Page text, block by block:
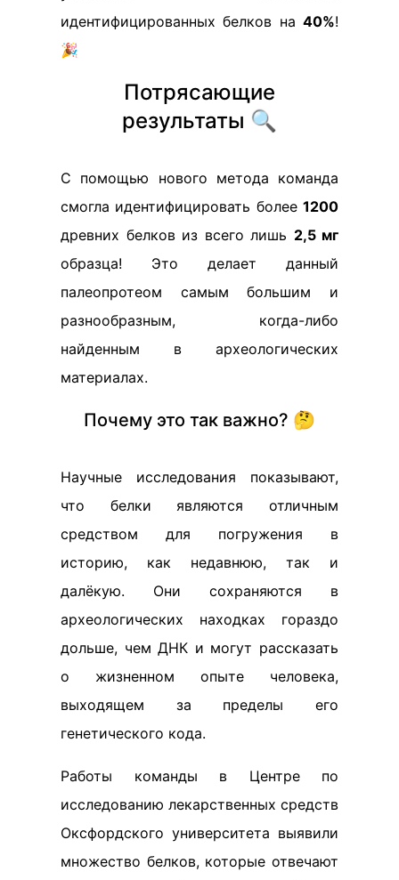
идентифицированных белков на 40%!
🎉
Потрясающие
результаты 🔍
С помощью нового метода команда
смогла идентифицировать более 1200
древних белков из всего лишь 2,5 мг
образца! Это делает данный
палеопротеом самым большим и
разнообразным, когда-либо
найденным в археологических
материалах.
Почему это так важно? 🤔
Научные исследования показывают,
что белки являются отличным
средством для погружения в
историю, как недавнюю, так и
далёкую. Они сохраняются в
археологических находках гораздо
дольше, чем ДНК и могут рассказать
о жизненном опыте человека,
выходящем за пределы его
генетического кода.
Работы команды в Центре по
исследованию лекарственных средств
Оксфордского университета выявили
множество белков, которые отвечают